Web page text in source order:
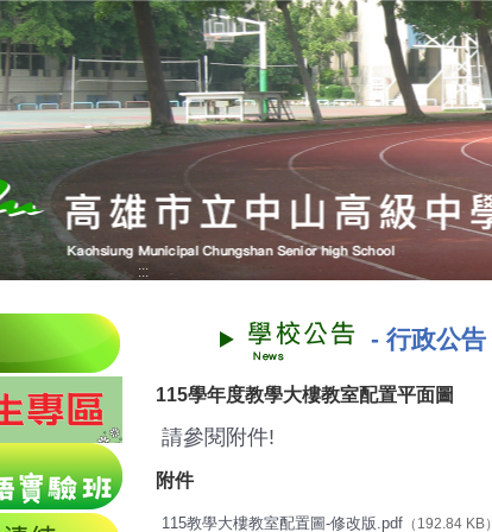
:::
- 行政公告
115學年度教學大樓教室配置平面圖
請參閱附件!
附件
115教學大樓教室配置圖-修改版.pdf （192.84 KB）